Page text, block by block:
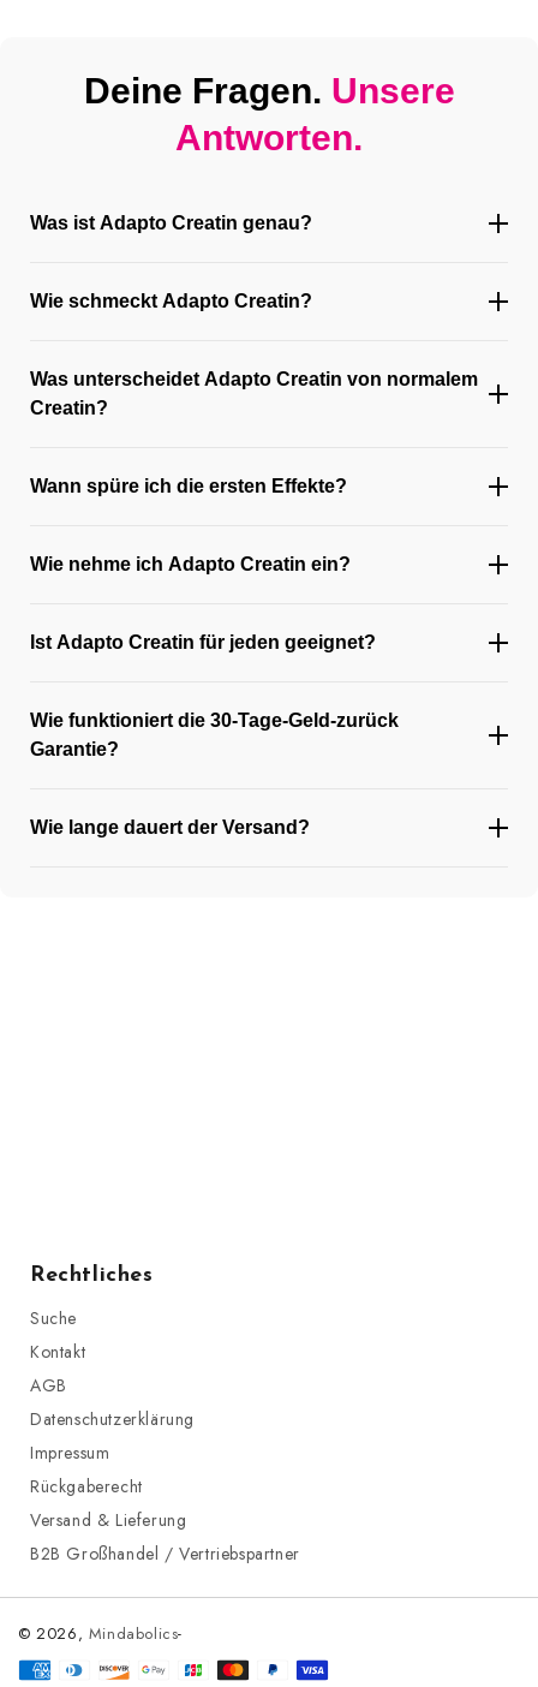
Deine Fragen. Unsere
Antworten.
Was ist Adapto Creatin genau?
Wie schmeckt Adapto Creatin?
Was unterscheidet Adapto Creatin von normalem
Creatin?
Wann spüre ich die ersten Effekte?
Wie nehme ich Adapto Creatin ein?
Ist Adapto Creatin für jeden geeignet?
Wie funktioniert die 30-Tage-Geld-zurück
Garantie?
Wie lange dauert der Versand?
Rechtliches
Suche
Kontakt
AGB
Datenschutzerklärung
Impressum
Rückgaberecht
Versand & Lieferung
B2B Großhandel / Vertriebspartner
© 2026, Mindabolics-
Zahlungsmethoden